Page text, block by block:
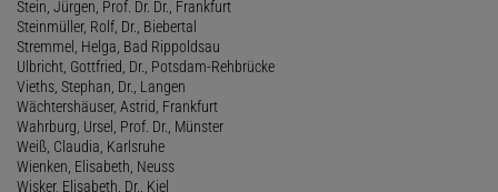
Stein, Jürgen, Prof. Dr. Dr., Frankfurt
Steinmüller, Rolf, Dr., Biebertal
Stremmel, Helga, Bad Rippoldsau
Ulbricht, Gottfried, Dr., Potsdam-Rehbrücke
Vieths, Stephan, Dr., Langen
Wächtershäuser, Astrid, Frankfurt
Wahrburg, Ursel, Prof. Dr., Münster
Weiß, Claudia, Karlsruhe
Wienken, Elisabeth, Neuss
Wisker, Elisabeth, Dr., Kiel